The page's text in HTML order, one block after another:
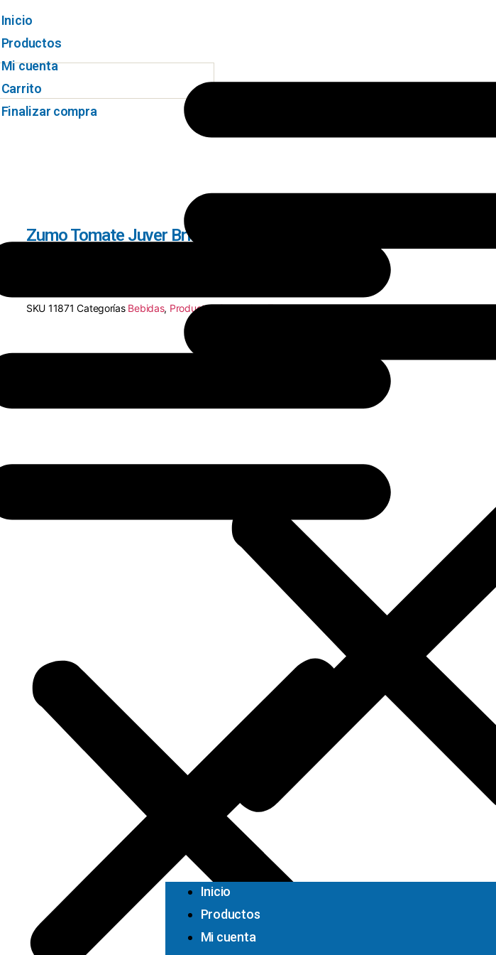
Inicio
Productos
Mi cuenta
Carrito
Finalizar compra
Inicio
Productos
Mi cuenta
Zumo Tomate Juver Brik 1L.
SKU 11871Categorías Bebidas, Productos Generales,Zumos